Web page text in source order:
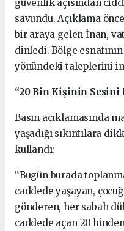
güvenlik açısından
savundu. Açıklama
bir araya gelen İnan,
dinledi. Bölge
yönündeki taleplerini
“20 Bin Kişinin Sesini
Basın açıklamasında
yaşadığı sıkıntılara
kullandı:
“Bugün burada
caddede yaşayan,
gönderen, her sabah
caddede açan 20